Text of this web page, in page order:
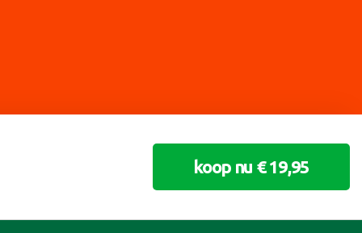
koop nu € 19,95